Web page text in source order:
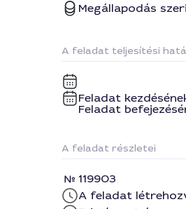
Megállapodás
A feladat teljesítési
Feladat
Feladat
A feladat részletei
119903
A feladat